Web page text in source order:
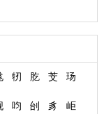
牣 肐 芠 玚
呁 刣 豸 岠